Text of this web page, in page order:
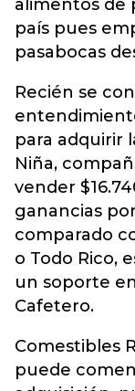
alimentos de
país pues
pasabocas
Recién se
para adquirir
Niña,
vender
ganancias
comparado
o Todo Rico,
un soporte
Cafetero.
Comestibles
puede